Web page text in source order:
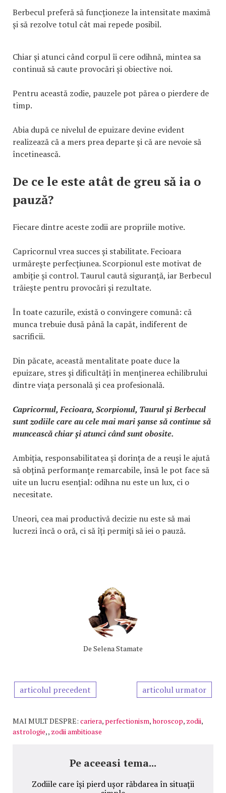
Berbecul preferă să funcționeze la intensitate maximă
și să rezolve totul cât mai repede posibil.
Chiar și atunci când corpul îi cere odihnă, mintea sa
continuă să caute provocări și obiective noi.
Pentru această zodie, pauzele pot părea o pierdere de
timp.
Abia după ce nivelul de epuizare devine evident
realizează că a mers prea departe și că are nevoie să
încetinească.
De ce le este atât de greu să ia o
pauză?
Fiecare dintre aceste zodii are propriile motive.
Capricornul vrea succes și stabilitate. Fecioara
urmărește perfecțiunea. Scorpionul este motivat de
ambiție și control. Taurul caută siguranță, iar Berbecul
trăiește pentru provocări și rezultate.
În toate cazurile, există o convingere comună: că
munca trebuie dusă până la capăt, indiferent de
sacrificii.
Din păcate, această mentalitate poate duce la
epuizare, stres și dificultăți în menținerea echilibrului
dintre viața personală și cea profesională.
Capricornul, Fecioara, Scorpionul, Taurul și Berbecul
sunt zodiile care au cele mai mari șanse să continue să
muncească chiar și atunci când sunt obosite.
Ambiția, responsabilitatea și dorința de a reuși le ajută
să obțină performanțe remarcabile, însă le pot face să
uite un lucru esențial: odihna nu este un lux, ci o
necesitate.
Uneori, cea mai productivă decizie nu este să mai
lucrezi încă o oră, ci să îți permiți să iei o pauză.
De Selena Stamate
articolul precedent articolul urmator
MAI MULT DESPRE: cariera, perfectionism,horoscop, zodii,
astrologie,, zodii ambitioase
Pe aceeasi tema...
Zodiile care își pierd ușor răbdarea în situații